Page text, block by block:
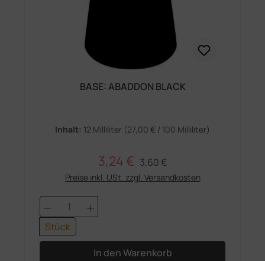
BASE: ABADDON BLACK
Inhalt: 12 Milliliter (27,00 € / 100 Milliliter)
Verkaufspreis:
3,24 € Regulärer Preis:
3,60 €
Preise inkl. USt. zzgl. Versandkosten
Produkt Anzahl: Gib den
Stück
In den Warenkorb